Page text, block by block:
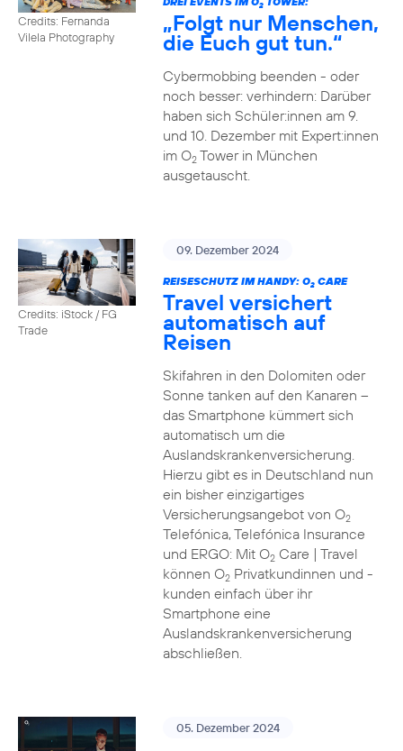
Credits: Fernanda
Vilela Photography
2
„Folgt nur Menschen,
die Euch gut tun.“
Cybermobbing beenden - oder
noch besser: verhindern: Darüber
haben sich Schüler:innen am 9.
und 10. Dezember mit Expert:innen
im O2Tower in München
ausgetauscht.
Credits: iStock / FG
Trade
09. Dezember 2024
REISESCHUTZ IM HANDY: O2CARE
Travel versichert
automatisch auf
Reisen
Skifahren in den Dolomiten oder
Sonne tanken auf den Kanaren –
das Smartphone kümmert sich
automatisch um die
Auslandskrankenversicherung.
Hierzu gibt es in Deutschland nun
ein bisher einzigartiges
Versicherungsangebot von O2
Telefónica, Telefónica Insurance
und ERGO: Mit O2Care | Travel
können O2Privatkundinnen und -
kunden einfach über ihr
Smartphone eine
Auslandskrankenversicherung
abschließen.
05. Dezember 2024